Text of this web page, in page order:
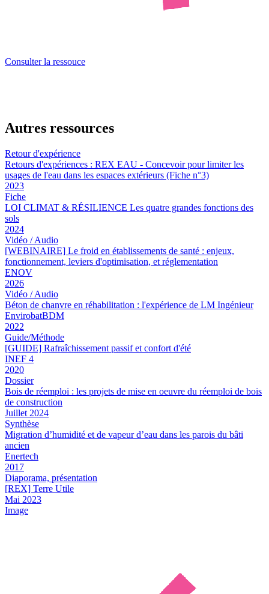
Consulter la ressouce
Autres ressources
Retour d'expérience
Retours d'expériences : REX EAU - Concevoir pour limiter les
usages de l'eau dans les espaces extérieurs (Fiche n°3)
2023
Fiche
LOI CLIMAT & RÉSILIENCE Les quatre grandes fonctions des
sols
2024
Vidéo / Audio
[WEBINAIRE] Le froid en établissements de santé : enjeux,
fonctionnement, leviers d'optimisation, et réglementation
ENOV
2026
Vidéo / Audio
Béton de chanvre en réhabilitation : l'expérience de LM Ingénieur
EnvirobatBDM
2022
Guide/Méthode
[GUIDE] Rafraîchissement passif et confort d'été
INEF 4
2020
Dossier
Bois de réemploi : les projets de mise en oeuvre du réemploi de bois
de construction
Juillet 2024
Synthèse
Migration d’humidité et de vapeur d’eau dans les parois du bâti
ancien
Enertech
2017
Diaporama, présentation
[REX] Terre Utile
Mai 2023
Image